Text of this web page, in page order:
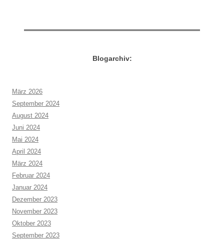
Blogarchiv:
März 2026
September 2024
August 2024
Juni 2024
Mai 2024
April 2024
März 2024
Februar 2024
Januar 2024
Dezember 2023
November 2023
Oktober 2023
September 2023